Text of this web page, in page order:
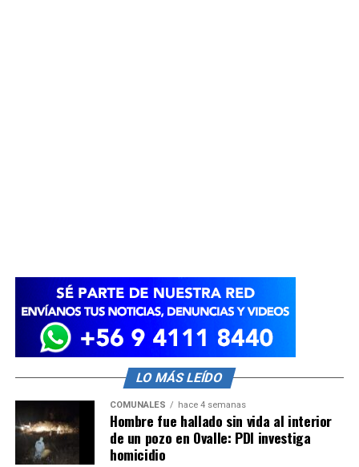
LO MÁS LEÍDO
COMUNALES hace 4 semanas
Hombre fue hallado sin vida al interior
de un pozo en Ovalle: PDI investiga
homicidio